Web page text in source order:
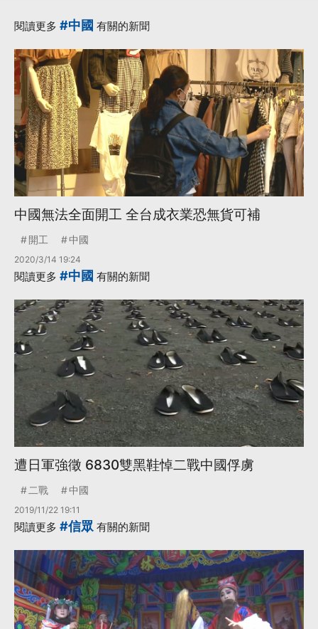
閱讀更多 #中國 有關的新聞
中國無法全面開工 全台成衣業恐無貨可補
開工 中國
2020/3/14 19:24
閱讀更多 #中國 有關的新聞
遭日軍強徵 6830雙黑鞋悼二戰中國俘虜
二戰 中國
2019/11/22 19:11
閱讀更多 #信眾 有關的新聞